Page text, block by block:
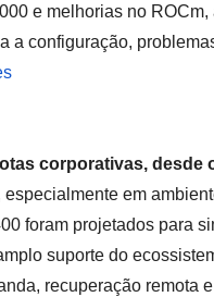
e melhorias no
a configuração,
corporativas, desde
em
foram projetados para
suporte do
recuperação remota